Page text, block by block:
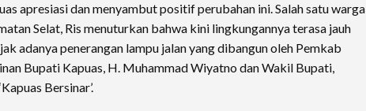
apresiasi dan menyambut positif perubahan ini. Salah satu warga
Selat, Ris menuturkan bahwa kini lingkungannya terasa jauh
adanya penerangan lampu jalan yang dibangun oleh Pemkab
Bupati Kapuas, H. Muhammad Wiyatno dan Wakil Bupati,
Bersinar’.